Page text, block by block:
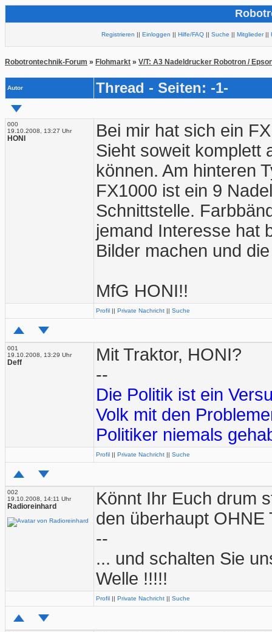
Registrieren || Einloggen || Hilfe/FAQ || Suche || Mitglieder||
Robotrontechnik-Forum » Flohmarkt » V/T: A3 Nadeldrucker Robotron /
Autor Thread - Seiten: -1-
000
19.10.2008, 13:27 Uhr
HONI
Bei mir hat sich ein
Sieht soweit komplett
können. Am hinteren
FX1000 ist ein 9
Schnittstelle.
jemand Interesse hat
Bilder machen und
MfG HONI!!
Profil || Private Nachricht || Suche
001
19.10.2008, 13:29 Uhr
Deff
Mit Traktor, HONI?
--
Die Politik ist ein
Volk mit den
Politiker niemals
Profil || Private Nachricht || Suche
002
19.10.2008, 14:11 Uhr
Radioreinhard
Könnt Ihr Euch drum
den überhaupt OHNE
--
... und schalten Sie
Welle !!!!!
Profil || Private Nachricht || Suche